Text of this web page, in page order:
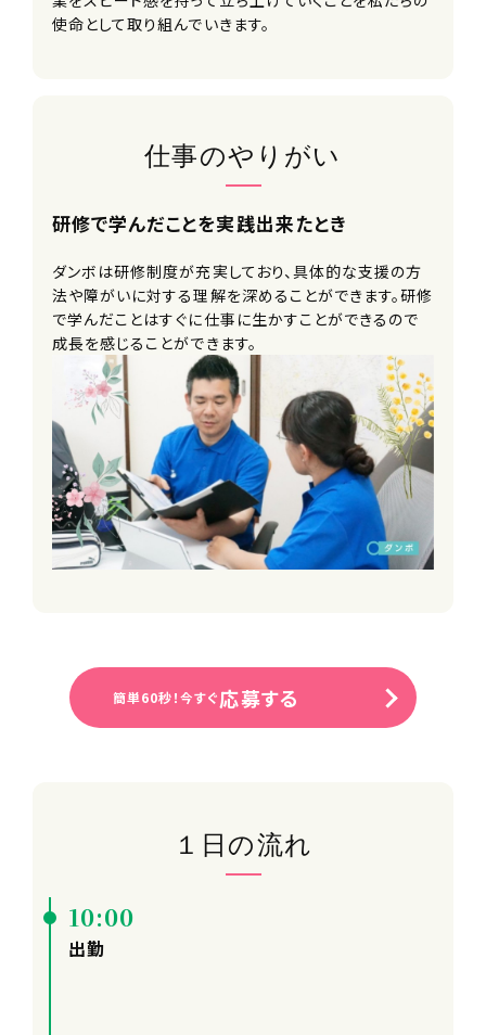
使命として取り組んでいきます。
仕事のやりがい
研修で学んだことを実践出来たとき
ダンボは研修制度が充実しており、具体的な支援の方
法や障がいに対する理解を深めることができます。研修
で学んだことはすぐに仕事に生かすことができるので
成長を感じることができます。
簡単60秒！今すぐ応募する
１日の流れ
10:00
出勤